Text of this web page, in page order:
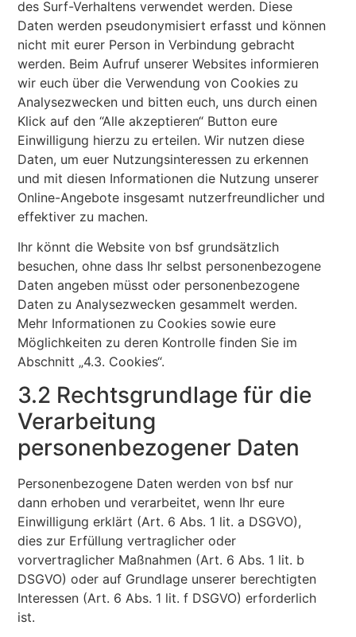
des Surf-Verhaltens verwendet werden. Diese
Daten werden pseudonymisiert erfasst und können
nicht mit eurer Person in Verbindung gebracht
werden. Beim Aufruf unserer Websites informieren
wir euch über die Verwendung von Cookies zu
Analysezwecken und bitten euch, uns durch einen
Klick auf den “Alle akzeptieren“ Button eure
Einwilligung hierzu zu erteilen. Wir nutzen diese
Daten, um euer Nutzungsinteressen zu erkennen
und mit diesen Informationen die Nutzung unserer
Online-Angebote insgesamt nutzerfreundlicher und
effektiver zu machen.
Ihr könnt die Website von bsf grundsätzlich
besuchen, ohne dass Ihr selbst personenbezogene
Daten angeben müsst oder personenbezogene
Daten zu Analysezwecken gesammelt werden.
Mehr Informationen zu Cookies sowie eure
Möglichkeiten zu deren Kontrolle finden Sie im
Abschnitt „4.3. Cookies“.
3.2 Rechtsgrundlage für die
Verarbeitung
personenbezogener Daten
Personenbezogene Daten werden von bsf nur
dann erhoben und verarbeitet, wenn Ihr eure
Einwilligung erklärt (Art. 6 Abs. 1 lit. a DSGVO),
dies zur Erfüllung vertraglicher oder
vorvertraglicher Maßnahmen (Art. 6 Abs. 1 lit. b
DSGVO) oder auf Grundlage unserer berechtigten
Interessen (Art. 6 Abs. 1 lit. f DSGVO) erforderlich
ist.